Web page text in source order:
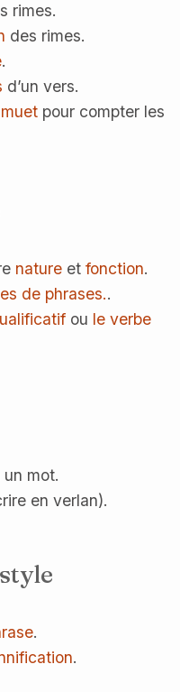
rimes.
des rimes.
.
d’un vers.
pour compter les
nature et fonction.
de phrases..
ou le verbe
un mot.
en verlan).
.
.